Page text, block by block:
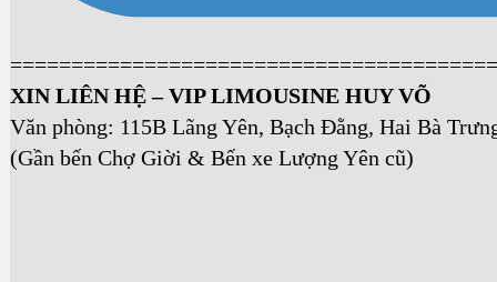
XIN LIÊN HỆ – VIP LIMOUSINE HUY VÕ
Văn phòng: 115B Lãng Yên, Bạch Đằng, Hai Bà
(Gần bến Chợ Giời & Bến xe Lượng Yên cũ)